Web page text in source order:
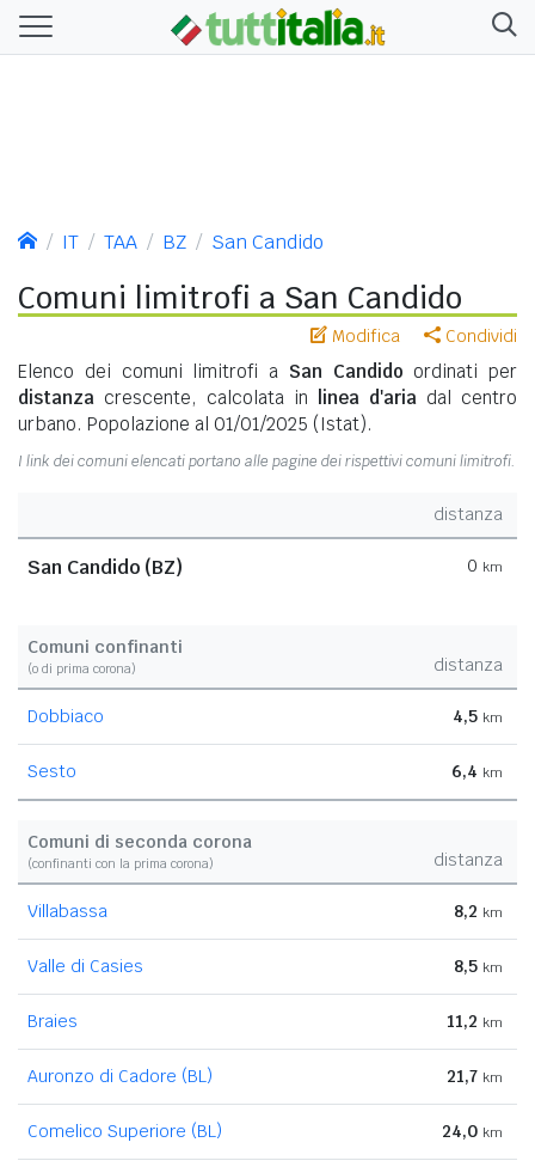
IT TAA BZ San Candido
Comuni limitrofi a San Candido
Modifica Condividi
Elenco dei comuni limitrofi a San Candido ordinati per
distanza crescente, calcolata in linea d'aria dal centro
urbano. Popolazione al 01/01/2025 (Istat).
I link dei comuni elencati portano alle pagine dei rispettivi comuni limitrofi.
distanza
San Candido (BZ) 0 km
Comuni confinanti
(o di prima corona) distanza
Dobbiaco 4,5 km
Sesto 6,4 km
Comuni di seconda corona
(confinanti con la prima corona) distanza
Villabassa 8,2 km
Valle di Casies 8,5 km
Braies 11,2 km
Auronzo di Cadore (BL) 21,7 km
Comelico Superiore (BL) 24,0 km